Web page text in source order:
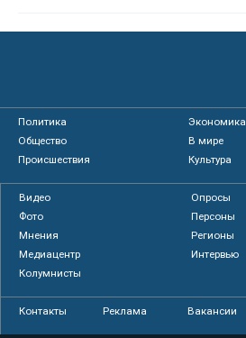
Политика
Экономика
Общество
В мире
Происшествия
Культура
Видео
Опросы
Фото
Персоны
Мнения
Регионы
Медиацентр
Интервью
Колумнисты
Контакты Реклама Вакансии